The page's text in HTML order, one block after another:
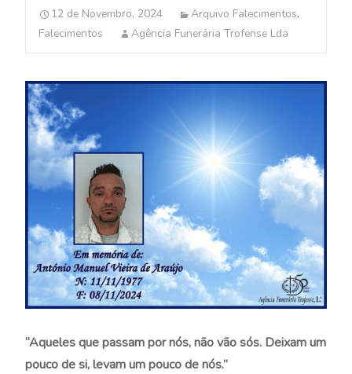
12 de Novembro, 2024 Arquivo Falecimentos,
Falecimentos
Agência Funerária Trofense Lda
“Aqueles quepassam pornós, não vão sós. Deixam um
pouco de si, levam um pouco de nós.”